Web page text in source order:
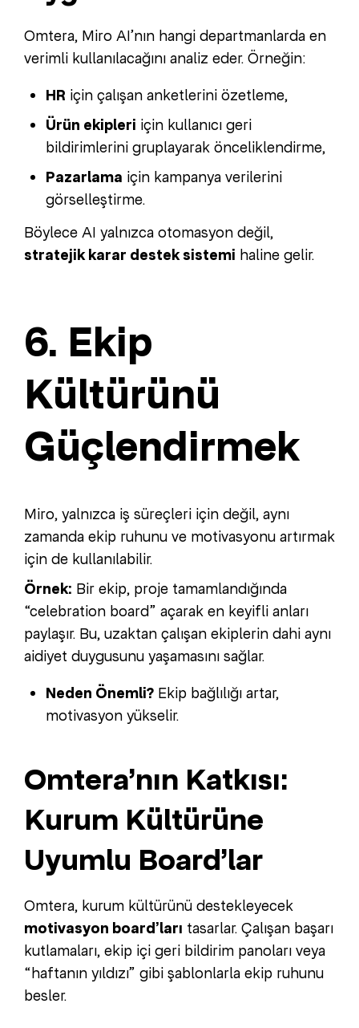
Omtera, Miro AI’nın hangi departmanlarda en
verimli kullanılacağını analiz eder. Örneğin:
HR için çalışan anketlerini özetleme,
Ürün ekipleri için kullanıcı geri
bildirimlerini gruplayarak önceliklendirme,
Pazarlama için kampanya verilerini
görselleştirme.
Böylece AI yalnızca otomasyon değil,
stratejik karar destek sistemi haline gelir.
6. Ekip
Kültürünü
Güçlendirmek
Miro, yalnızca iş süreçleri için değil, aynı
zamanda ekip ruhunu ve motivasyonu artırmak
için de kullanılabilir.
Örnek: Bir ekip, proje tamamlandığında
“celebration board” açarak en keyifli anları
paylaşır. Bu, uzaktan çalışan ekiplerin dahi aynı
aidiyet duygusunu yaşamasını sağlar.
Neden Önemli? Ekip bağlılığı artar,
motivasyon yükselir.
Omtera’nın Katkısı:
Kurum Kültürüne
Uyumlu Board’lar
Omtera, kurum kültürünü destekleyecek
motivasyon board’ları tasarlar. Çalışan başarı
kutlamaları, ekip içi geri bildirim panoları veya
“haftanın yıldızı” gibi şablonlarla ekip ruhunu
besler.